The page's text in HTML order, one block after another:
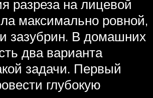
разреза на лицевой
максимально ровной,
зазубрин. В домашних
два варианта
задачи. Первый
глубокую